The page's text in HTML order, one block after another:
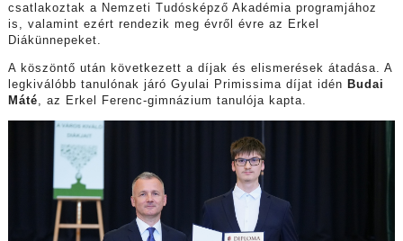
csatlakoztak a Nemzeti Tudósképző Akadémia programjához
is, valamint ezért rendezik meg évről évre az Erkel
Diákünnepeket.
A köszöntő után következett a díjak és elismerések átadása. A
legkiválóbb tanulónak járó Gyulai Primissima díjat idén Budai
Máté, az Erkel Ferenc-gimnázium tanulója kapta.